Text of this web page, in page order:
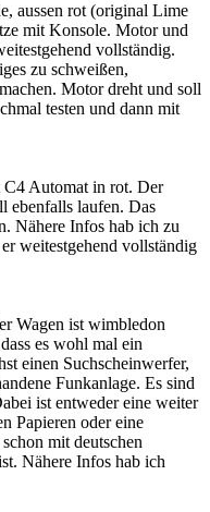
aussen rot (original Lime
mit Konsole. Motor und
vollständig.
zu schweißen,
Motor dreht und soll
testen und dann mit
C4 Automat in rot. Der
ebenfalls laufen. Das
Nähere Infos hab ich zu
weitestgehend vollständig
Wagen ist wimbledon
es wohl mal ein
einen Suchscheinwerfer,
Funkanlage. Es sind
ist entweder eine weiter
Papieren oder eine
mit deutschen
Nähere Infos hab ich